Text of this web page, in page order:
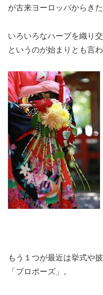
が古来ヨーロッパからきた
いろいろなハーブを織り
というのが始まりとも言わ
もう１つが最近は挙式や
「プロポーズ」。